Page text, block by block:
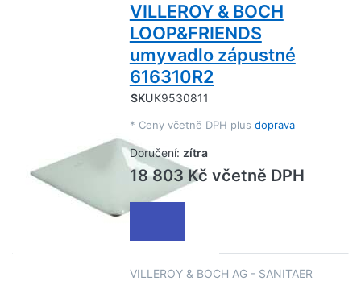
VILLEROY & BOCH
LOOP&FRIENDS
umyvadlo zápustné
616310R2
SKUK9530811
* Ceny včetně DPH plus doprava
Doručení: zítra
18 803 Kč včetně DPH
VILLEROY & BOCH AG - SANITAER